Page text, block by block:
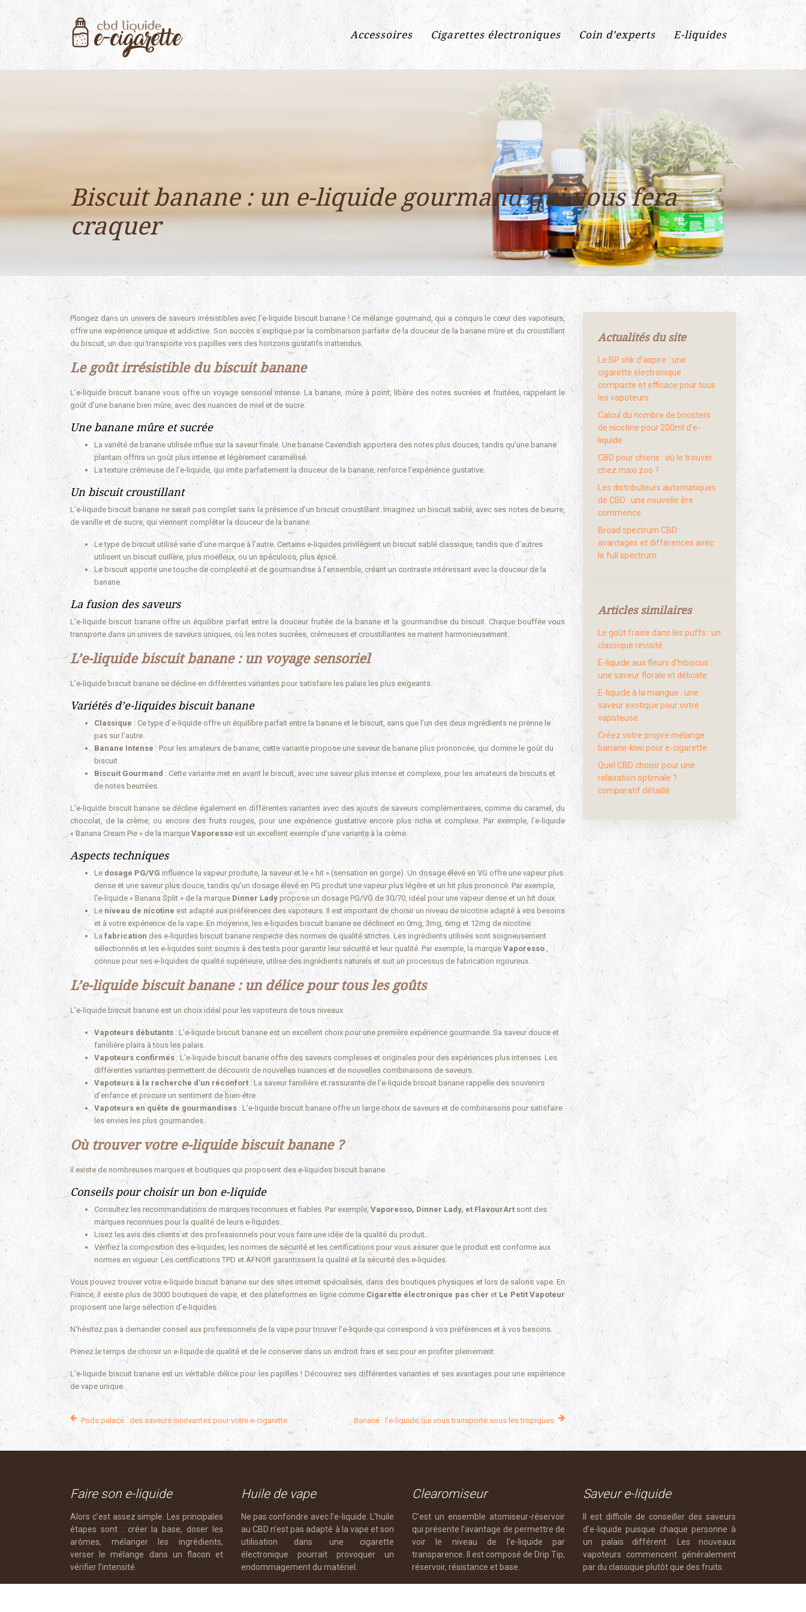
Accessoires Cigarettes électroniques Coin d’experts E-liquides
Biscuit banane : un e-liquide gourmand qui vous fera
craquer
Plongez dans un univers de saveurs irrésistibles avec l’e-liquide biscuit banane ! Ce mélange gourmand, qui a conquis le cœur des vapoteurs,
offre une expérience unique et addictive. Son succès s’explique par la combinaison parfaite de la douceur de la banane mûre et du croustillant
du biscuit, un duo qui transporte vos papilles vers des horizons gustatifs inattendus.
Le goût irrésistible du biscuit banane
L’e-liquide biscuit banane vous offre un voyage sensoriel intense. La banane, mûre à point, libère des notes sucrées et fruitées, rappelant le
goût d’une banane bien mûre, avec des nuances de miel et de sucre.
Une banane mûre et sucrée
La variété de banane utilisée influe sur la saveur finale. Une banane Cavendish apportera des notes plus douces, tandis qu’une banane
plantain offrira un goût plus intense et légèrement caramélisé.
La texture crémeuse de l’e-liquide, qui imite parfaitement la douceur de la banane, renforce l’expérience gustative.
Un biscuit croustillant
L’e-liquide biscuit banane ne serait pas complet sans la présence d’un biscuit croustillant. Imaginez un biscuit sablé, avec ses notes de beurre,
de vanille et de sucre, qui viennent compléter la douceur de la banane.
Le type de biscuit utilisé varie d’une marque à l’autre. Certains e-liquides privilégient un biscuit sablé classique, tandis que d’autres
utilisent un biscuit cuillère, plus moelleux, ou un spéculoos, plus épicé.
Le biscuit apporte une touche de complexité et de gourmandise à l’ensemble, créant un contraste intéressant avec la douceur de la
banane.
La fusion des saveurs
L’e-liquide biscuit banane offre un équilibre parfait entre la douceur fruitée de la banane et la gourmandise du biscuit. Chaque bouffée vous
transporte dans un univers de saveurs uniques, où les notes sucrées, crémeuses et croustillantes se marient harmonieusement.
L’e-liquide biscuit banane : un voyage sensoriel
L’e-liquide biscuit banane se décline en différentes variantes pour satisfaire les palais les plus exigeants.
Variétés d’e-liquides biscuit banane
Classique : Ce type d’e-liquide offre un équilibre parfait entre la banane et le biscuit, sans que l’un des deux ingrédients ne prenne le
pas sur l’autre.
Banane Intense : Pour les amateurs de banane, cette variante propose une saveur de banane plus prononcée, qui domine le goût du
biscuit.
Biscuit Gourmand : Cette variante met en avant le biscuit, avec une saveur plus intense et complexe, pour les amateurs de biscuits et
de notes beurrées.
L’e-liquide biscuit banane se décline également en différentes variantes avec des ajouts de saveurs complémentaires, comme du caramel, du
chocolat, de la crème, ou encore des fruits rouges, pour une expérience gustative encore plus riche et complexe. Par exemple, l’e-liquide
« Banana Cream Pie » de la marque Vaporesso est un excellent exemple d’une variante à la crème.
Aspects techniques
Le dosage PG/VG influence la vapeur produite, la saveur et le « hit » (sensation en gorge). Un dosage élevé en VG offre une vapeur plus
dense et une saveur plus douce, tandis qu’un dosage élevé en PG produit une vapeur plus légère et un hit plus prononcé. Par exemple,
l’e-liquide « Banana Split » de la marque Dinner Lady propose un dosage PG/VG de 30/70, idéal pour une vapeur dense et un hit doux.
Le niveau de nicotine est adapté aux préférences des vapoteurs. Il est important de choisir un niveau de nicotine adapté à vos besoins
et à votre expérience de la vape. En moyenne, les e-liquides biscuit banane se déclinent en 0mg, 3mg, 6mg et 12mg de nicotine.
La fabrication des e-liquides biscuit banane respecte des normes de qualité strictes. Les ingrédients utilisés sont soigneusement
sélectionnés et les e-liquides sont soumis à des tests pour garantir leur sécurité et leur qualité. Par exemple, la marque Vaporesso ,
connue pour ses e-liquides de qualité supérieure, utilise des ingrédients naturels et suit un processus de fabrication rigoureux.
L’e-liquide biscuit banane : un délice pour tous les goûts
L’e-liquide biscuit banane est un choix idéal pour les vapoteurs de tous niveaux.
Vapoteurs débutants : L’e-liquide biscuit banane est un excellent choix pour une première expérience gourmande. Sa saveur douce et
familière plaira à tous les palais.
Vapoteurs confirmés : L’e-liquide biscuit banane offre des saveurs complexes et originales pour des expériences plus intenses. Les
différentes variantes permettent de découvrir de nouvelles nuances et de nouvelles combinaisons de saveurs.
Vapoteurs à la recherche d’un réconfort : La saveur familière et rassurante de l’e-liquide biscuit banane rappelle des souvenirs
d’enfance et procure un sentiment de bien-être.
Vapoteurs en quête de gourmandises : L’e-liquide biscuit banane offre un large choix de saveurs et de combinaisons pour satisfaire
les envies les plus gourmandes.
Où trouver votre e-liquide biscuit banane ?
Il existe de nombreuses marques et boutiques qui proposent des e-liquides biscuit banane.
Conseils pour choisir un bon e-liquide
Consultez les recommandations de marques reconnues et fiables. Par exemple, Vaporesso, Dinner Lady, et FlavourArt sont des
marques reconnues pour la qualité de leurs e-liquides.
Lisez les avis des clients et des professionnels pour vous faire une idée de la qualité du produit.
Vérifiez la composition des e-liquides, les normes de sécurité et les certifications pour vous assurer que le produit est conforme aux
normes en vigueur. Les certifications TPD et AFNOR garantissent la qualité et la sécurité des e-liquides.
Vous pouvez trouver votre e-liquide biscuit banane sur des sites internet spécialisés, dans des boutiques physiques et lors de salons vape. En
France, il existe plus de 3000 boutiques de vape, et des plateformes en ligne commeCigarette électronique pas cher et Le Petit Vapoteur
proposent une large sélection d’e-liquides.
N’hésitez pas à demander conseil aux professionnels de la vape pour trouver l’e-liquide qui correspond à vos préférences et à vos besoins.
Prenez le temps de choisir un e-liquide de qualité et de le conserver dans un endroit frais et sec pour en profiter pleinement.
L’e-liquide biscuit banane est un véritable délice pour les papilles ! Découvrez ses différentes variantes et ses avantages pour une expérience
de vape unique.
Pods palace : des saveurs innovantes pour votre e-cigarette Banané : l’e-liquide qui vous transporte sous les tropiques
Actualités du site
Le BP stik d’aspire : une
cigarette électronique
compacte et efficace pour tous
les vapoteurs
Calcul du nombre de boosters
de nicotine pour 200ml d’e-
liquide
CBD pour chiens : où le trouver
chez maxi zoo ?
Les distributeurs automatiques
de CBD : une nouvelle ère
commence
Broad spectrum CBD :
avantages et différences avec
le full spectrum
Articles similaires
Le goût fraise dans les puffs : un
classique revisité
E-liquide aux fleurs d’hibiscus :
une saveur florale et délicate
E-liquide à la mangue : une
saveur exotique pour votre
vapoteuse
Créez votre propre mélange
banane-kiwi pour e-cigarette
Quel CBD choisir pour une
relaxation optimale ?
comparatif détaillé
Faire son e-liquide
Alors c’est assez simple. Les principales
étapes sont : créer la base, doser les
arômes, mélanger les ingrédients,
verser le mélange dans un flacon et
vérifier l’intensité.
Huile de vape
Ne pas confondre avec l’e-liquide. L’huile
au CBD n’est pas adapté à la vape et son
utilisation dans une cigarette
électronique pourrait provoquer un
endommagement du matériel.
Clearomiseur
C’est un ensemble atomiseur-réservoir
qui présente l’avantage de permettre de
voir le niveau de l’e-liquide par
transparence. Il est composé de Drip Tip,
réservoir, résistance et base.
Saveur e-liquide
Il est difficile de conseiller des saveurs
d’e-liquide puisque chaque personne à
un palais différent. Les nouveaux
vapoteurs commencent généralement
par du classique plutôt que des fruits.